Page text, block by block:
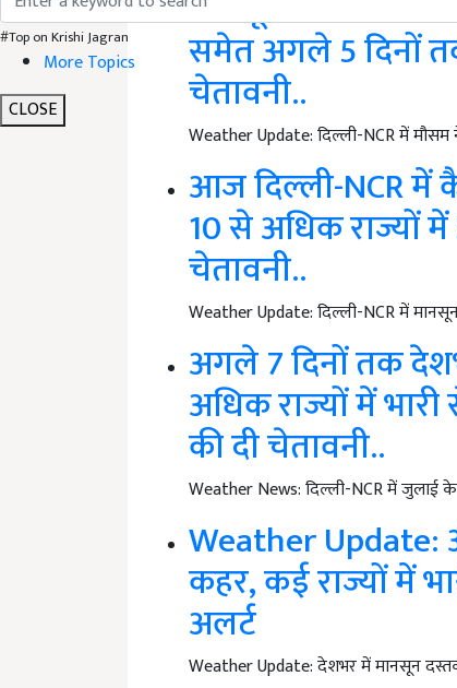
#Top on Krishi Jagran
More Topics
CLOSE
समेत अगले 5 दिनों
चेतावनी..
Weather Update: दिल्ली-NCR में
आज दिल्ली-NCR में
10 से अधिक राज्यों
चेतावनी..
Weather Update: दिल्ली-NCR में
अगले 7 दिनों तक
अधिक राज्यों में
की दी चेतावनी..
Weather News: दिल्ली-NCR में
Weather
कहर, कई राज्यों में
अलर्ट
Weather Update: देशभर में मानसून